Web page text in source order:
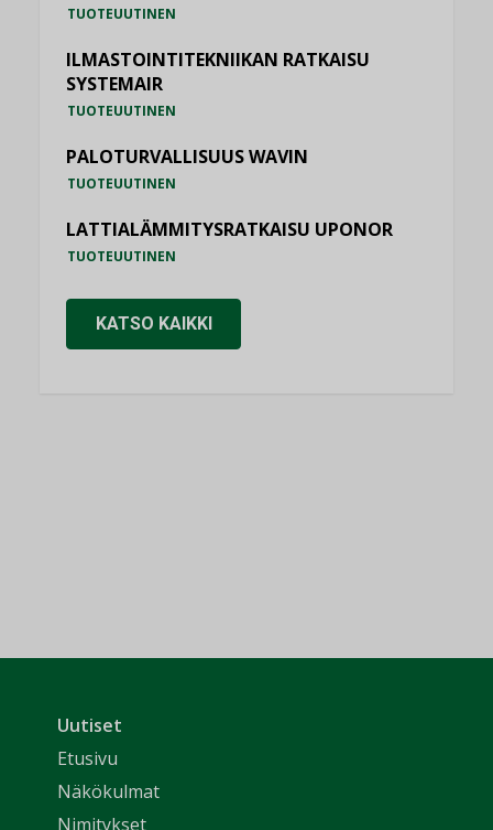
TUOTEUUTINEN
ILMASTOINTITEKNIIKAN RATKAISU
SYSTEMAIR
TUOTEUUTINEN
PALOTURVALLISUUS WAVIN
TUOTEUUTINEN
LATTIALÄMMITYSRATKAISU UPONOR
TUOTEUUTINEN
KATSO KAIKKI
Uutiset
Etusivu
Näkökulmat
Nimitykset